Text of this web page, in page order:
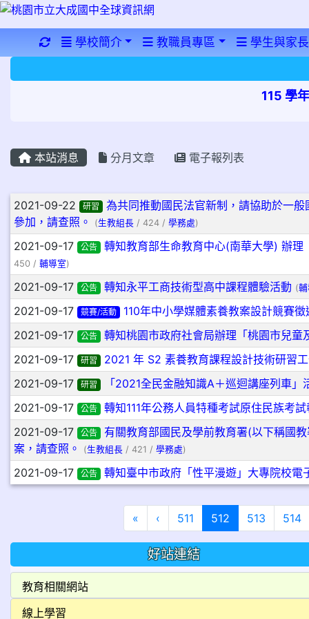
重新取得佈景設定
學校簡介 教職員專區 學生與家
115 學
本站消息 分月文章 電子報列表
文章列表
2021-09-22 研習
為共同推動國民法官新制，請協助於一
參加，請查照。
(生教組長 / 424 / 學務處)
2021-09-17 公告 轉知教育部生命教育中心(南華大學) 辦理
450 / 輔導室)
2021-09-17 公告 轉知永平工商技術型高中課程體驗活動 (
2021-09-17 競賽/活動
110年中小學媒體素養教案設計競賽徵
2021-09-17
公告
轉知桃園市政府社會局辦理「桃園市兒童
2021-09-17
研習
2021 年 S2 素養教育課程設計技術研習
2021-09-17
研習
「2021全民金融知識A＋巡迴講座列車」
2021-09-17
公告
轉知111年公務人員特種考試原住民族考
2021-09-17
公告
有關教育部國民及學前教育署(以下稱國
案，請查照。
(生教組長 / 421 / 學務處)
2021-09-17 公告 轉知臺中市政府「性平漫遊」大專院校電
« 第一頁
‹ 上一頁
511 512 (目前頁次)
513 514
好站連結